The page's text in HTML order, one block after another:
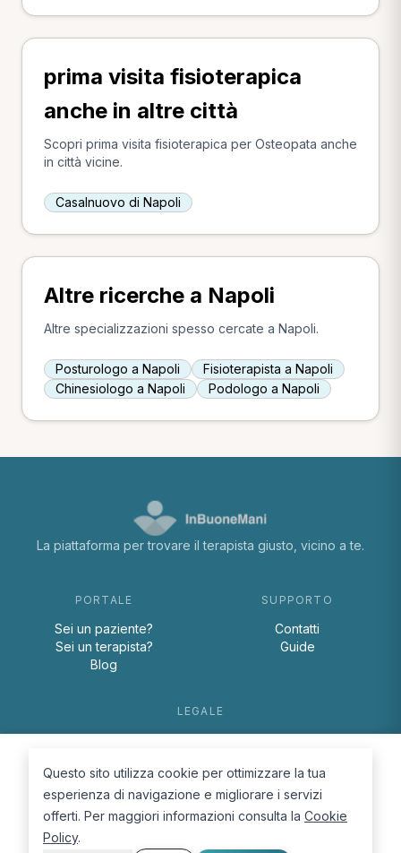
prima visita fisioterapica
anche in altre città
Scopri prima visita fisioterapica per Osteopata anche
in città vicine.
Casalnuovo di Napoli
Altre ricerche a Napoli
Altre specializzazioni spesso cercate a Napoli.
Posturologo a Napoli
Fisioterapista a Napoli
Chinesiologo a Napoli
Podologo a Napoli
La piattaforma per trovare il terapista giusto, vicino a te.
PORTALE
Sei un paziente?
Sei un terapista?
Blog
SUPPORTO
Contatti
Guide
LEGALE
Cookie Policy
Questo sito utilizza cookie per ottimizzare la tua
esperienza di navigazione e migliorare i servizi
offerti. Per maggiori informazioni consulta la Cookie
Policy.